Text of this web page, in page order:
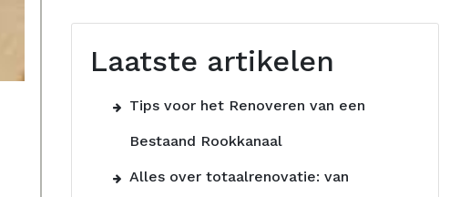
Laatste artikelen
Tips voor het Renoveren van een
Bestaand Rookkanaal
Alles over totaalrenovatie: van